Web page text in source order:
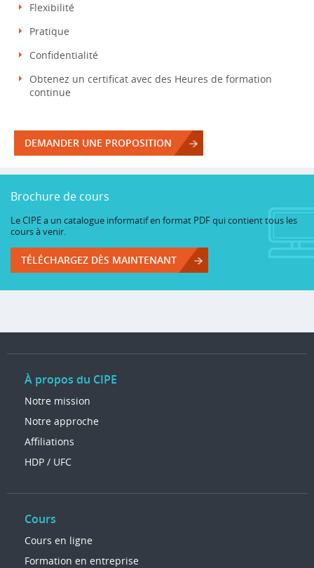
Flexibilité
Pratique
Confidentialité
Obtenez un certificat avec des Heures de formation
continue
DEMANDER UNE PROPOSITION
Brochure de cours
Le CIPE a un catalogue informatif en format PDF qui contient tous les
cours à venir.
TÉLÉCHARGEZ DÈS MAINTENANT
À propos du CIPE
Notre mission
Notre approche
Affiliations
HDP / UFC
Cours
Cours en ligne
Formation en entreprise